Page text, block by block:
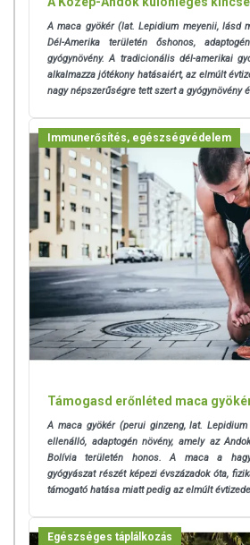
A termék nem helyettesíti a
egészséges életmódot! A termék nem
nem az orvosi kezelés helyettesítésére
használatát beszélje meg
fogyasztási mennyiséget ne lépje túl! Ne
A maca gyökér (lat. Lepidium meyenii, lásd
Dél-Amerika területén őshonos,
gyógynövény. A tradicionális dél-amerikai
alkalmazza jótékony hatásaiért, az elmúlt
nagy népszerűségre tett szert a gyógynövény
Immunerősítés, egészségvédelem
Támogasd erőnléted maca
A maca gyökér (perui ginzeng, lat.
ellenálló, adaptogén növény, amely az
Bolívia területén honos. A maca a
gyógyászat részét képezi évszázadok óta,
támogató hatása miatt pedig az elmúlt
Egészséges táplálkozás